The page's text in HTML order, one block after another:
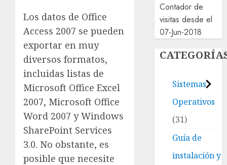
Los datos de Office
Access 2007 se pueden
exportar en muy
diversos formatos,
incluidas listas de
Microsoft Office Excel
2007, Microsoft Office
Word 2007 y Windows
SharePoint Services
3.0. No obstante, es
posible que necesite
Contador de
visitas desde el
07-Jun-2018
Sistemas
Operativos
31
Guía de
instalación y